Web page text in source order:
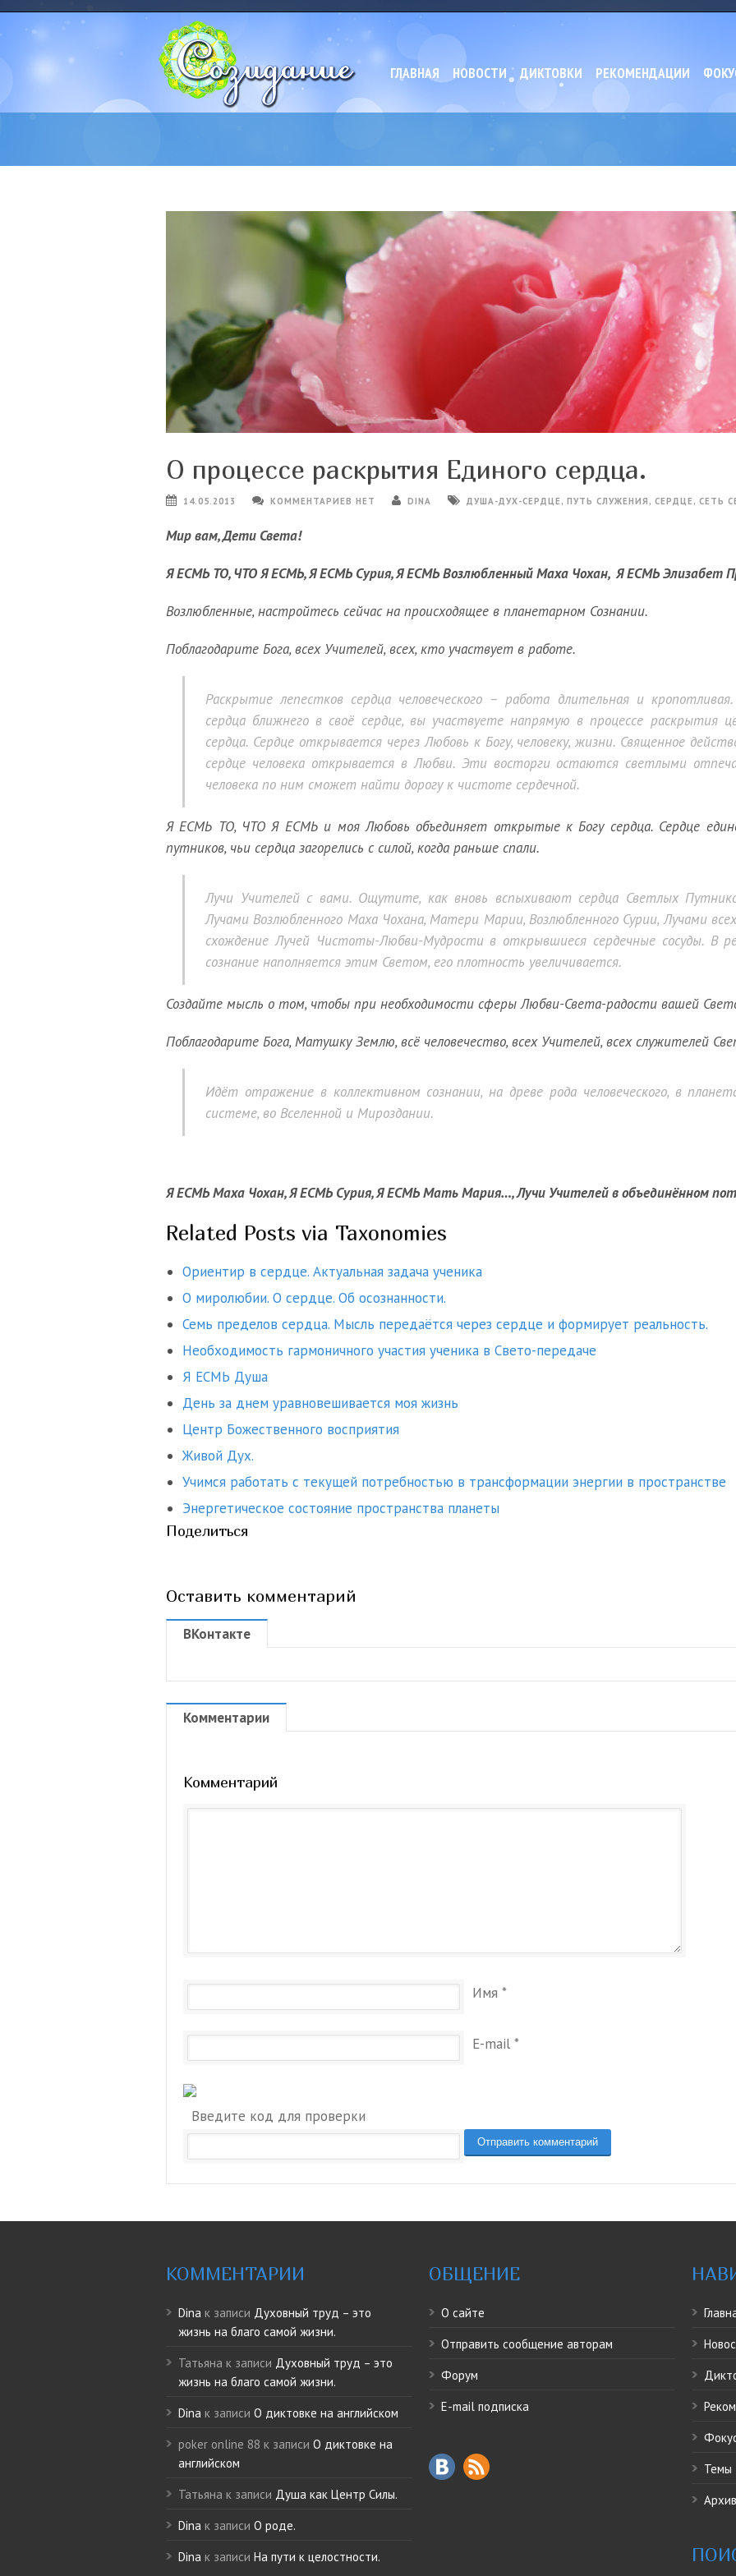
ГЛАВНАЯ НОВОСТИ ДИКТОВКИ РЕКОМЕНДАЦИИ
О процессе раскрытия Единого сердца.
14.05.2013 КОММЕНТАРИЕВ НЕТ DINA ДУША-ДУХ-СЕРДЦЕ, ПУТЬ СЛУЖЕНИЯ , СЕРДЦЕ, СЕТЬ
Мир вам, Дети Света!
Я ЕСМЬ ТО, ЧТО Я ЕСМЬ, Я ЕСМЬ Сурия, Я ЕСМЬ Возлюбленный Маха Чохан, Я ЕCМЬ Элизабет
Возлюбленные, настройтесь сейчас на происходящее в планетарном Сознании.
Поблагодарите Бога, всех Учителей, всех, кто участвует в работе.
Раскрытие лепестков сердца человеческого – работа длительная и
сердца ближнего в своё сердце, вы участвуете напрямую в процессе раскрытия
сердца. Сердце открывается через Любовь к Богу, человеку, жизни. Священное
сердце человека открывается в Любви. Эти восторги остаются светлыми
человека по ним сможет найти дорогу к чистоте сердечной.
Я ЕСМЬ ТО, ЧТО Я ЕСМЬ и моя Любовь объединяет открытые к Богу сердца. Сердце
путников, чьи сердца загорелись с силой, когда раньше спали.
Лучи Учителей с вами. Ощутите, как вновь вспыхивают сердца Светлых
Лучами Возлюбленного Маха Чохана, Матери Марии, Возлюбленного Сурии, Лучами
схождение Лучей Чистоты-Любви-Мудрости в открывшиеся сердечные сосуды. В
сознание наполняется этим Светом, его плотность увеличивается.
Создайте мысль о том, чтобы при необходимости сферы Любви-Света-радости вашей
Поблагодарите Бога, Матушку Землю, всё человечество, всех Учителей, всех служителей
Идёт отражение в коллективном сознании, на древе рода человеческого, в
системе, во Вселенной и Мироздании.
Я ЕСМЬ Маха Чохан, Я ЕСМЬ Сурия, Я ЕСМЬ Мать Мария…, Лучи Учителей в объединённом
Related Posts via Taxonomies
Ориентир в сердце. Актуальная задача ученика
О миролюбии. О сердце. Об осознанности.
Семь пределов сердца. Мысль передаётся через сердце и формирует реальность.
Необходимость гармоничного участия ученика в Свето-передаче
Я ЕСМЬ Душа
День за днем уравновешивается моя жизнь
Центр Божественного восприятия
Живой Дух.
Учимся работать с текущей потребностью в трансформации энергии в пространстве
Энергетическое состояние пространства планеты
Поделиться
Оставить комментарий
ВКонтакте
Комментарии
Комментарий
Имя *
E-mail *
Введите код для проверки
КОММЕНТАРИИ
Dina к записи Духовный труд – это
жизнь на благо самой жизни.
Татьяна к записи Духовный труд – это
жизнь на благо самой жизни.
Dina к записи О диктовке на английском
poker online 88 к записи О диктовке на
английском
Татьяна к записи Душа как Центр Силы.
Dina к записи О роде.
Dina к записи На пути к целостности.
ОБЩЕНИЕ
О сайте
Отправить сообщение авторам
Форум
E-mail подписка
Темы